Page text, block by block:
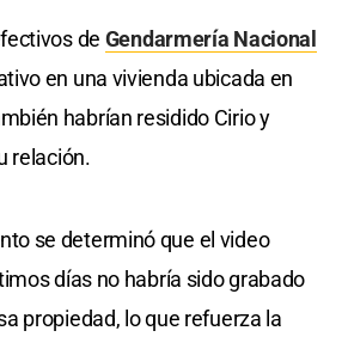
de Gendarmería Nacional
en una vivienda ubicada en
habrían residido Cirio y
relación.
se determinó que el video
días no habría sido grabado
propiedad, lo que refuerza la